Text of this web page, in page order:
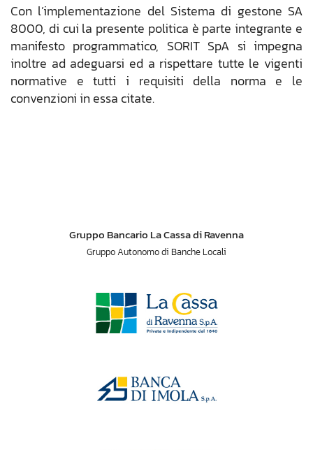
Con l’implementazione del Sistema di gestone SA
8000, di cui la presente politica è parte integrante e
manifesto programmatico, SORIT SpA si impegna
inoltre ad adeguarsi ed a rispettare tutte le vigenti
normative e tutti i requisiti della norma e le
convenzioni in essa citate.
Gruppo Bancario La Cassa di Ravenna
Gruppo Autonomo di Banche Locali